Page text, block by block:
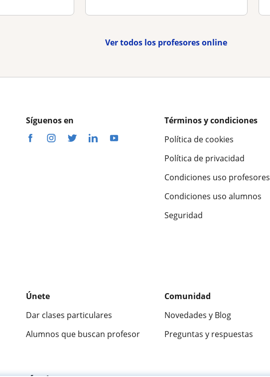
Ver todos los profesores online
Síguenos en
Términos y condiciones
Política de cookies
Política de privacidad
Condiciones uso profesores
Condiciones uso alumnos
Seguridad
Únete
Dar clases particulares
Alumnos que buscan profesor
Comunidad
Novedades y Blog
Preguntas y respuestas